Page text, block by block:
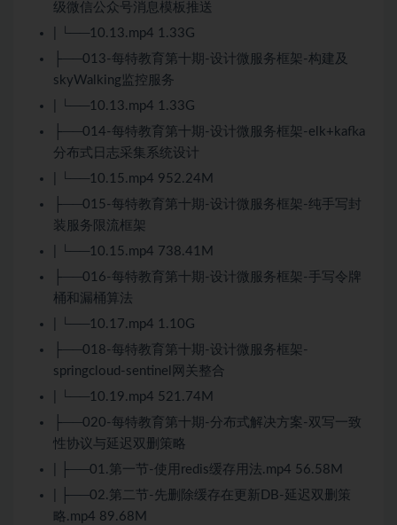
级微信公众号消息模板推送
| └──10.13.mp4 1.33G
├──013-每特教育第十期-设计微服务框架-构建及
skyWalking监控服务
| └──10.13.mp4 1.33G
├──014-每特教育第十期-设计微服务框架-elk+kafka
分布式日志采集系统设计
| └──10.15.mp4 952.24M
├──015-每特教育第十期-设计微服务框架-纯手写封
装服务限流框架
| └──10.15.mp4 738.41M
├──016-每特教育第十期-设计微服务框架-手写令牌
桶和漏桶算法
| └──10.17.mp4 1.10G
├──018-每特教育第十期-设计微服务框架-
springcloud-sentinel网关整合
| └──10.19.mp4 521.74M
├──020-每特教育第十期-分布式解决方案-双写一致
性协议与延迟双删策略
| ├──01.第一节-使用redis缓存用法.mp4 56.58M
| ├──02.第二节-先删除缓存在更新DB-延迟双删策
略.mp4 89.68M